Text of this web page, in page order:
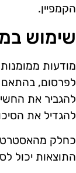
הקמפיין.
שימוש
לפרסום, בהתאם
להגביר את
להגדיל את
כחלק
התוצאות יכול